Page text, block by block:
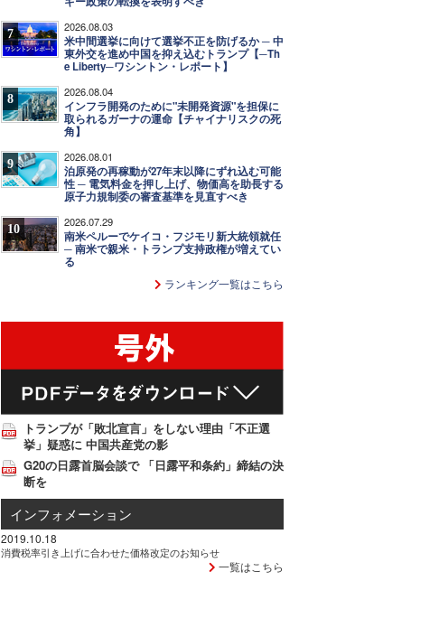
7 2026.08.03
米中間選挙に向けて選挙不正を防げるか ─ 中
東外交を進め中国を抑え込むトランプ【─Th
e Liberty─ワシントン・レポート】
8 2026.08.04
インフラ開発のために"未開発資源"を担保に
取られるガーナの運命【チャイナリスクの死
角】
9 2026.08.01
泊原発の再稼動が27年末以降にずれ込む可能
性 ─ 電気料金を押し上げ、物価高を助長する
原子力規制委の審査基準を見直すべき
10 2026.07.29
南米ペルーでケイコ・フジモリ新大統領就任
─ 南米で親米・トランプ支持政権が増えてい
る
ランキング一覧はこちら
トランプが「敗北宣言」をしない理由「不正選
挙」疑惑に 中国共産党の影
G20の日露首脳会談で 「日露平和条約」締結の決
断を
インフォメーション
2019.10.18
消費税率引き上げに合わせた価格改定のお知らせ
一覧はこちら